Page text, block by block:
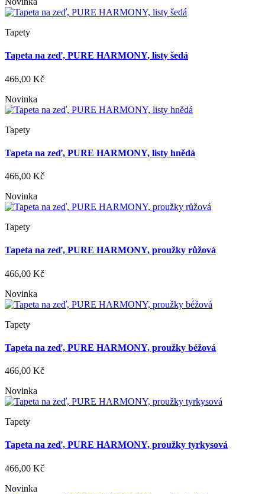
Tapety
Tapeta na zeď, PURE HARMONY, listy šedá
466,00 Kč
Novinka
Tapety
Tapeta na zeď, PURE HARMONY, listy hnědá
466,00 Kč
Novinka
Tapety
Tapeta na zeď, PURE HARMONY, proužky růžová
466,00 Kč
Novinka
Tapety
Tapeta na zeď, PURE HARMONY, proužky béžová
466,00 Kč
Novinka
Tapety
Tapeta na zeď, PURE HARMONY, proužky tyrkysová
466,00 Kč
Novinka